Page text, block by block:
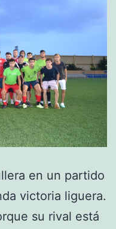
en un partido
victoria liguera.
su rival está